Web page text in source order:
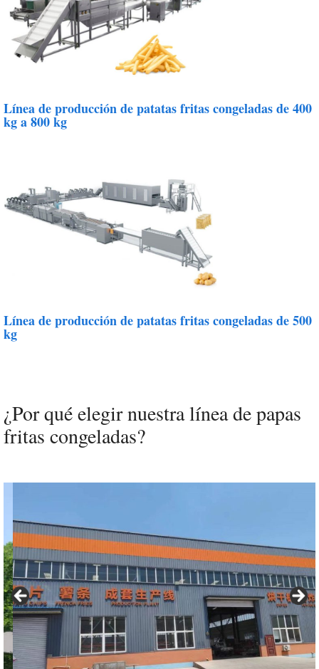
Línea de producción de patatas fritas congeladas de 400
kg a 800 kg
Línea de producción de patatas fritas congeladas de 500
kg
¿Por qué elegir nuestra línea de papas
fritas congeladas?